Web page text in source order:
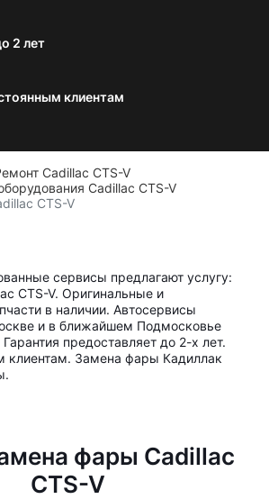
2 лет
клиентам
Cadillac CTS-V
Cadillac CTS-V
CTS-V
сервисы предлагают услугу:
CTS-V. Оригинальные и
в наличии. Автосервисы
и в ближайшем Подмосковье
предоставляет до 2-х лет.
клиентам. Замена фары Кадиллак
фары Cadillac
CTS-V